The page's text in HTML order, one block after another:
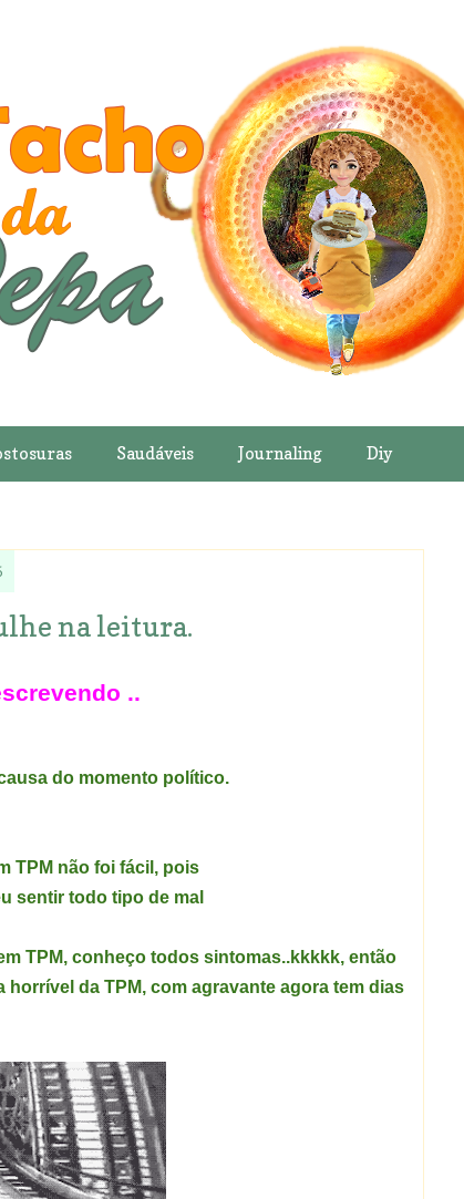
Saudáveis Journaling Diy
na leitura.
..
do momento político.
TPM não foi fácil, pois
sentir todo tipo de mal
TPM, conheço todos sintomas..kkkkk, então
da TPM, com agravante agora tem dias